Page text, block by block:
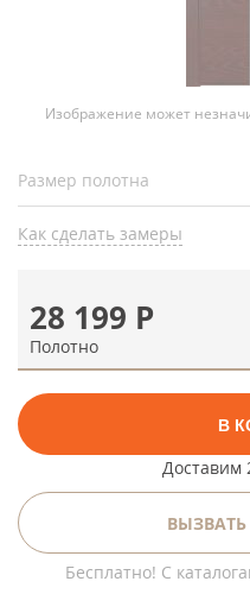
Изображение может
Как сделать замеры
28 199 Р
Полотно
В
Доставим
Бесплатно! С